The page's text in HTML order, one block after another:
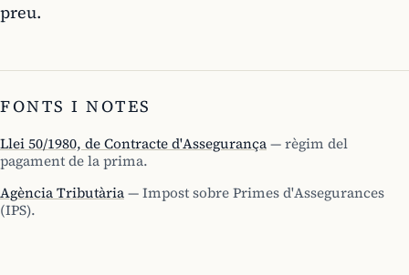
preu.
FONTS I NOTES
Llei 50/1980, de Contracte d'Assegurança— règim del
pagament de la prima.
Agència Tributària— Impost sobre Primes d'Assegurances
(IPS).